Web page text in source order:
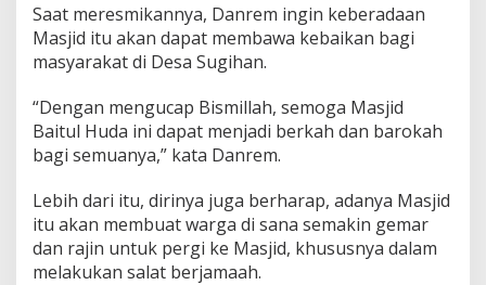
r
e
m
1
/
D
J
S
e
m
Saat meresmikannya, Danrem ingin keberadaan
Masjid itu akan dapat membawa kebaikan bagi
masyarakat di Desa Sugihan.
“Dengan mengucap Bismillah, semoga Masjid
Baitul Huda ini dapat menjadi berkah dan barokah
bagi semuanya,” kata Danrem.
Lebih dari itu, dirinya juga berharap, adanya Masjid
itu akan membuat warga di sana semakin gemar
dan rajin untuk pergi ke Masjid, khususnya dalam
melakukan salat berjamaah.